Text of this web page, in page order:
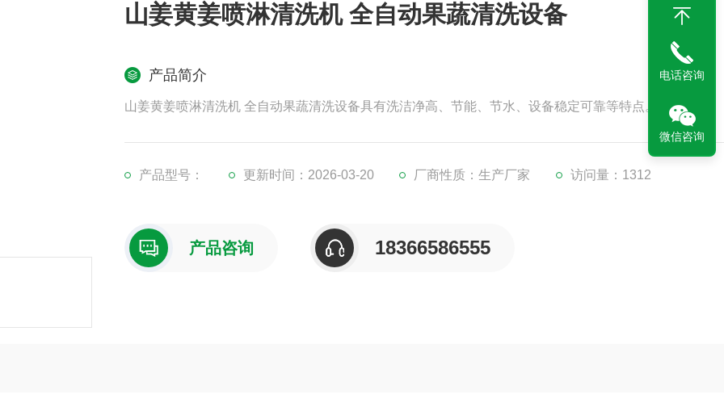
山姜黄姜喷淋清洗机 全自动果蔬清洗设备
产品简介
山姜黄姜喷淋清洗机 全自动果蔬清洗设备具有洗洁净高、节能、节水、设备稳定可靠等特点。
产品型号： 更新时间：2026-03-20 厂商性质：生产厂家 访问量：1312
产品咨询 18366586555
电话咨询
微信咨询